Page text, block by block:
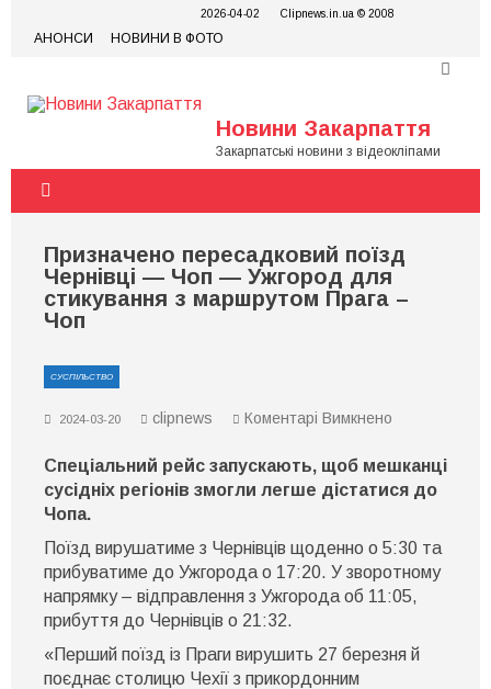
content
2026-04-02 Clipnews.in.ua © 2008
АНОНСИ НОВИНИ В ФОТО
Новини Закарпаття
Закарпатські новини з відеокліпами
Призначено пересадковий поїзд
Чернівці — Чоп — Ужгород для
стикування з маршрутом Прага –
Чоп
СУСПІЛЬСТВО
2024-03-20 clipnews Коментарі Вимкнено
поїзд
Чернівці
—
Ужгород
для
стикування
Прага
–
Спеціальний рейс запускають, щоб мешканці
сусідніх регіонів змогли легше дістатися до
Чопа.
Поїзд вирушатиме з Чернівців щоденно о 5:30 та
прибуватиме до Ужгорода о 17:20. У зворотному
напрямку – відправлення з Ужгорода об 11:05,
прибуття до Чернівців о 21:32.
«Перший поїзд із Праги вирушить 27 березня й
поєднає столицю Чехії з прикордонним